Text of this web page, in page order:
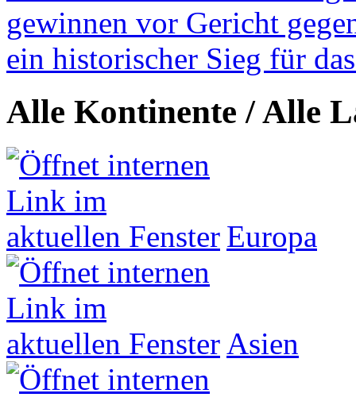
gewinnen vor Gericht
ein historischer Sieg für
Alle Kontinente / Alle
Europa
Asien